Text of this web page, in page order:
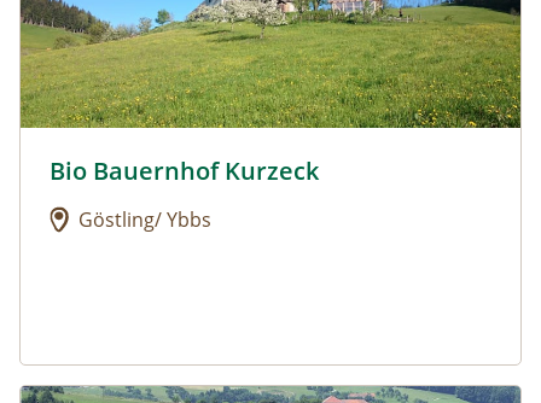
Urlaub am Bauernhof: Bio Bauernhof Kurzeck
Bio Bauernhof Kurzeck
Göstling/ Ybbs